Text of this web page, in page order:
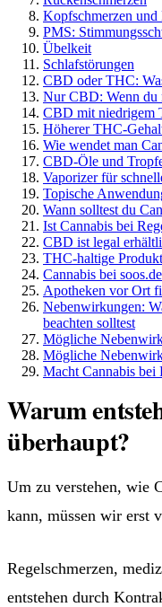
Kopfschmerzen und
PMS:
Übelkeit
Schlafstörungen
CBD oder THC:
Nur CBD: Wenn du
CBD mit niedrigem
Höherer THC-
Wie wendet man
CBD-Öle und
Vaporizer für
Topische
Wann solltest du
Ist Cannabis bei
CBD ist legal
THC-haltige
Cannabis bei
Apotheken vor Ort
Nebenwirkungen:
beachten solltest
Mögliche
Mögliche
Macht Cannabis bei
Warum
überhaupt?
Um zu verstehen, wie
kann, müssen wir erst
Regelschmerzen,
entstehen durch